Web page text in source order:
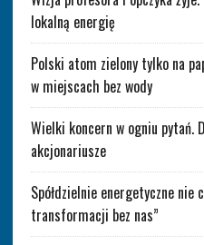
lokalną energię
Polski atom zielony tylko na
w miejscach bez wody
Wielki koncern w ogniu pytań.
akcjonariusze
Spółdzielnie energetyczne nie
transformacji bez nas”